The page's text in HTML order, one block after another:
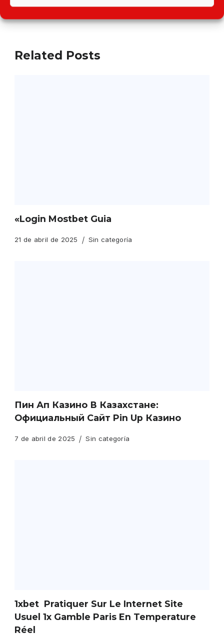
Related Posts
«Login Mostbet Guia
21 de abril de 2025 Sin categoría
Пин Ап Казино В Казахстане:
Официальный Сайт Pin Up Казино
7 de abril de 2025 Sin categoría
1xbet ️ Pratiquer Sur Le Internet Site
Usuel 1x Gamble Paris En Temperature
Réel